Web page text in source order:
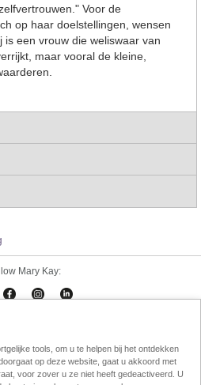
Voor de
op haar doelstellingen, wensen
een vrouw die weliswaar van
maar vooral de kleine,
Mary Kay:
Policy Direktverkoop etische codec
tools, om u te helpen bij het ontdekken
op deze website, gaat u akkoord met
voor zover u ze niet heeft gedeactiveerd. U